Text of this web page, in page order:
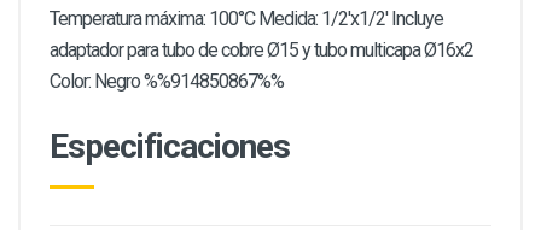
Temperatura máxima: 100°C Medida: 1/2'x1/2' Incluye
adaptador para tubo de cobre Ø15 y tubo multicapa Ø16x2
Color: Negro %%914850867%%
Especificaciones